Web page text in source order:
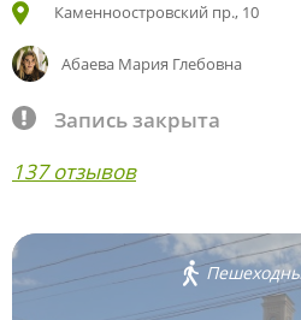
Каменноостровский пр., 10
Абаева Мария Глебовна
Запись закрыта
137 отзывов